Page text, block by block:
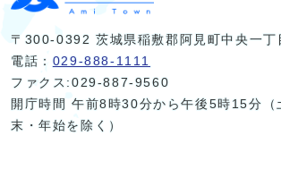
〒300-0392 茨城県稲敷郡阿見町中央一丁
電話： 029-888-1111
ファクス:029-887-9560
開庁時間 午前8時30分から午後5時15分（
末・年始を除く）